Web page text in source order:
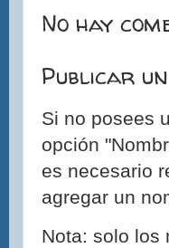
No hay
Publicar
Si no posees
opción
es necesario
agregar un
Nota: solo los